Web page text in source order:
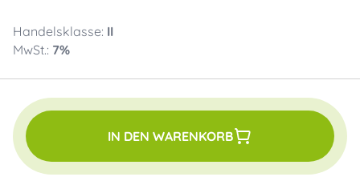
Handelsklasse: II
MwSt.: 7%
IN DEN WARENKORB